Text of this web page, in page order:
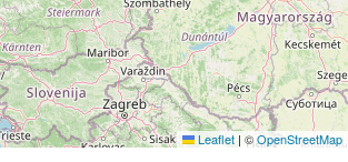
Leaflet | ©OpenStreetMap